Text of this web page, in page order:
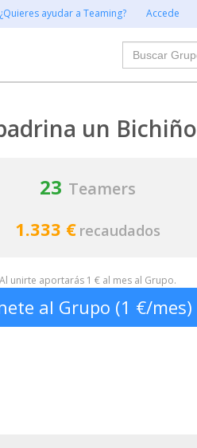
¿Quieres ayudar a Teaming? Accede
Buscar
un Bichiño
23 Teamers
1.333 € recaudados
Al unirte aportarás 1 € al mes al Grupo.
al Grupo (1 €/mes)